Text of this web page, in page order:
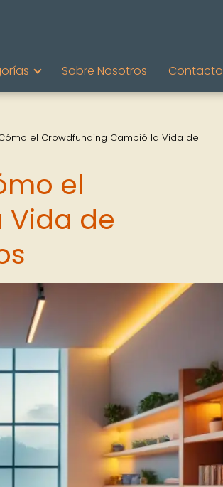
Sobre Nosotros Contacto
el Crowdfunding Cambió la Vida de
el
de